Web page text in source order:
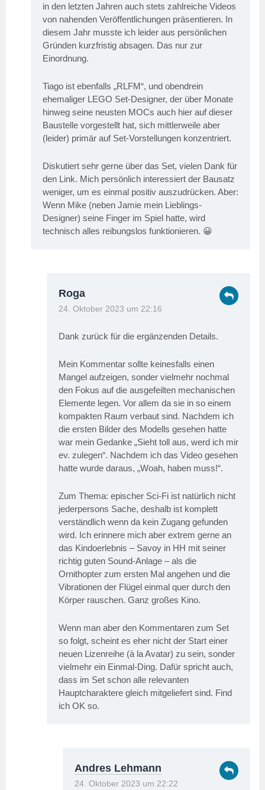
in den letzten Jahren auch stets zahlreiche Videos
von nahenden Veröffentlichungen präsentieren. In
diesem Jahr musste ich leider aus persönlichen
Gründen kurzfristig absagen. Das nur zur
Einordnung.
Tiago ist ebenfalls „RLFM“, und obendrein
ehemaliger LEGO Set-Designer, der über Monate
hinweg seine neusten MOCs auch hier auf dieser
Baustelle vorgestellt hat, sich mittlerweile aber
(leider) primär auf Set-Vorstellungen konzentriert.
Diskutiert sehr gerne über das Set, vielen Dank für
den Link. Mich persönlich interessiert der Bausatz
weniger, um es einmal positiv auszudrücken. Aber:
Wenn Mike (neben Jamie mein Lieblings-
Designer) seine Finger im Spiel hatte, wird
technisch alles reibungslos funktionieren. 😀
Roga
24. Oktober 2023 um 22:16
Dank zurück für die ergänzenden Details.
Mein Kommentar sollte keinesfalls einen
Mangel aufzeigen, sonder vielmehr nochmal
den Fokus auf die ausgefeilten mechanischen
Elemente legen. Vor allem da sie in so einem
kompakten Raum verbaut sind. Nachdem ich
die ersten Bilder des Modells gesehen hatte
war mein Gedanke „Sieht toll aus, werd ich mir
ev. zulegen“. Nachdem ich das Video gesehen
hatte wurde daraus, „Woah, haben muss!“.
Zum Thema: epischer Sci-Fi ist natürlich nicht
jederpersons Sache, deshalb ist komplett
verständlich wenn da kein Zugang gefunden
wird. Ich erinnere mich aber extrem gerne an
das Kindoerlebnis – Savoy in HH mit seiner
richtig guten Sound-Anlage – als die
Ornithopter zum ersten Mal angehen und die
Vibrationen der Flügel einmal quer durch den
Körper rauschen. Ganz großes Kino.
Wenn man aber den Kommentaren zum Set
so folgt, scheint es eher nicht der Start einer
neuen Lizenreihe (à la Avatar) zu sein, sonder
vielmehr ein Einmal-Ding. Dafür spricht auch,
dass im Set schon alle relevanten
Hauptcharaktere gleich mitgeliefert sind. Find
ich OK so.
Andres Lehmann
24. Oktober 2023 um 22:22